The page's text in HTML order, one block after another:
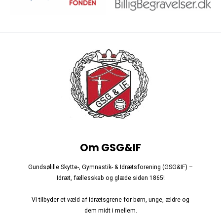
Om GSG&IF
Gundsølille Skytte-, Gymnastik- & Idrætsforening (GSG&IF) –
Idræt, fællesskab og glæde siden 1865!
Vi tilbyder et væld af idrætsgrene for børn, unge, ældre og
dem midt i mellem.